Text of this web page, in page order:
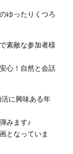
ゆったりくつろ
素敵な参加者様
心！自然と会話
に興味ある年
みます♪
となっていま